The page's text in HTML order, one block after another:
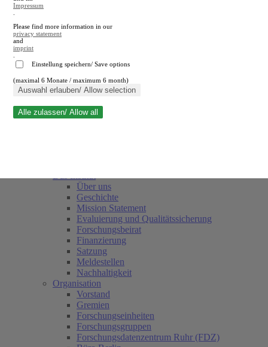
Suche schließen
Über uns
Geschichte
Mission Statement
Evaluierung und Qualitätssicherung
Forschungsbeirat
Finanzierung
Satzung
Meldestellen
Nachhaltigkeit
Organisation
Vorstand
Gremien
Forschungseinheiten
Forschungsgruppen
Forschungsdatenzentrum Ruhr (FDZ)(current)
Impressum
Please find more information in our
privacy statement
and
imprint
Einstellung speichern/ Save options
(maximal 6 Monate / maximum 6 month)
Auswahl erlauben/ Allow selection
Alle zulassen/ Allow all